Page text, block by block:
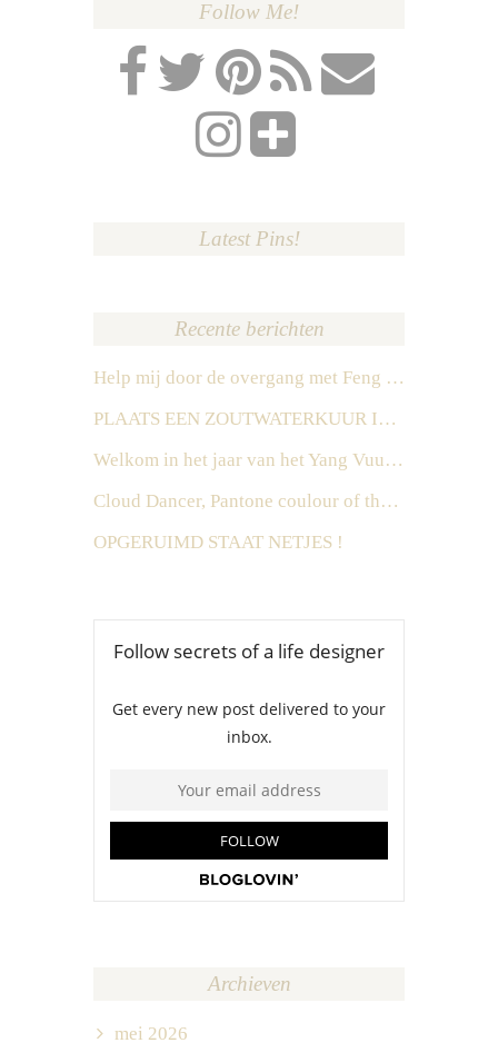
Follow Me!
Latest Pins!
Recente berichten
Help mij door de overgang met Feng Shui
PLAATS EEN ZOUTWATERKUUR IN HET ZUIDEN IN 2026
Welkom in het jaar van het Yang Vuur Paard
Cloud Dancer, Pantone coulour of the year 2026
OPGERUIMD STAAT NETJES !
Archieven
mei 2026